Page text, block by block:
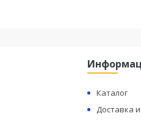
Каталог
Доставка